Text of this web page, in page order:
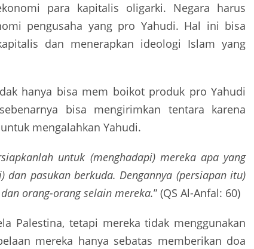
para kapitalis oligarki. Negara harus
pengusaha yang pro Yahudi. Hal ini bisa
dan menerapkan ideologi Islam yang
hanya bisa mem boikot produk pro Yahudi
bisa mengirimkan tentara karena
mengalahkan Yahudi.
untuk (menghadapi) mereka apa yang
pasukan berkuda. Dengannya (persiapan itu)
orang-orang selain mereka.” (QS Al-Anfal: 60)
Palestina, tetapi mereka tidak menggunakan
mereka hanya sebatas memberikan doa